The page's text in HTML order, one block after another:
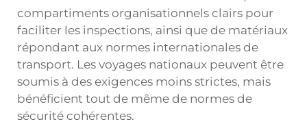
compartiments organisationnels clairs pour
faciliter les inspections, ainsi que de matériaux
répondant aux normes internationales de
transport. Les voyages nationaux peuvent être
soumis à des exigences moins strictes, mais
bénéficient tout de même de normes de
sécurité cohérentes.